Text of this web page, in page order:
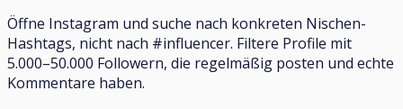
Öffne Instagram und suche nach konkreten Nischen-
Hashtags, nicht nach #influencer. Filtere Profile mit
5.000–50.000 Followern, die regelmäßig posten und echte
Kommentare haben.